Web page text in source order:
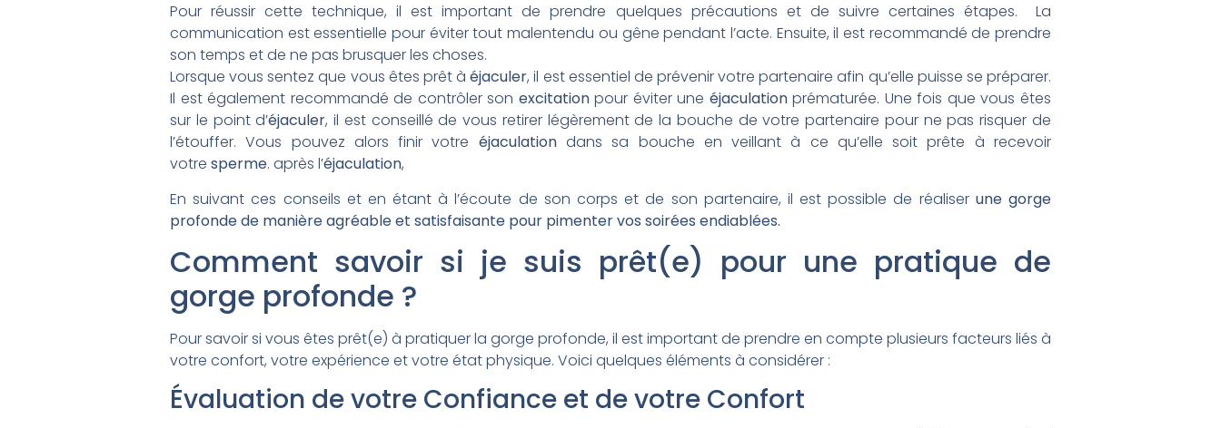
Pour réussir cette technique, il est important de prendre quelques précautions et de suivre certaines étapes. La
communication est essentielle pour éviter tout malentendu ou gêne pendant l’acte. Ensuite, il est recommandé de prendre
son temps et de ne pas brusquer les choses.
Lorsque vous sentez que vous êtes prêt àéjaculer, il est essentiel de prévenir votre partenaire afin qu’elle puisse se préparer.
Il est également recommandé de contrôler son excitationpour éviter une éjaculationprématurée. Une fois que vous êtes
sur le point d’éjaculer, il est conseillé de vous retirer légèrement de la bouche de votre partenaire pour ne pas risquer de
l’étouffer. Vous pouvez alors finir votre éjaculationdans sa bouche en veillant à ce qu’elle soit prête à recevoir
votre sperme. après l’éjaculation,
En suivant ces conseils et en étant à l’écoute de son corps et de son partenaire, il est possible de réaliser une gorge
profonde de manière agréable et satisfaisante pour pimenter vos soirées endiablées.
Comment savoir si je suis prêt(e) pour une pratique de
gorge profonde ?
Pour savoir si vous êtes prêt(e) à pratiquer la gorge profonde, il est important de prendre en compte plusieurs facteurs liés à
votre confort, votre expérience et votre état physique. Voici quelques éléments à considérer :
Évaluation de votre Confiance et de votre Confort